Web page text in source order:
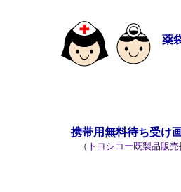
薬
携帯用無料待ち受け
（トヨシコー既製品販